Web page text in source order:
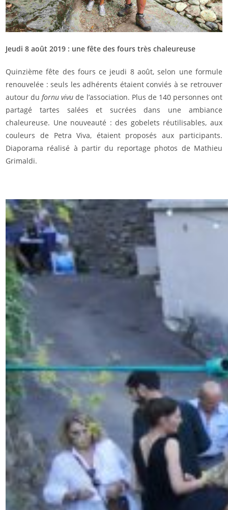
Jeudi 8 août 2019 : une fête des fours très chaleureuse
Quinzième fête des fours ce jeudi 8 août, selon une formule
renouvelée : seuls les adhérents étaient conviés à se retrouver
autour dufornu vivu de l’association. Plus de 140 personnes ont
partagé tartes salées et sucrées dans une ambiance
chaleureuse. Une nouveauté : des gobelets réutilisables, aux
couleurs de Petra Viva, étaient proposés aux participants.
Diaporama réalisé à partir du reportage photos de Mathieu
Grimaldi.